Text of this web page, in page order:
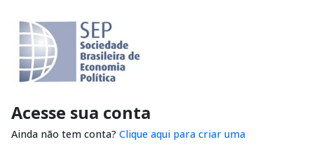
Acesse sua conta
Ainda não tem conta? Clique aqui para criar uma